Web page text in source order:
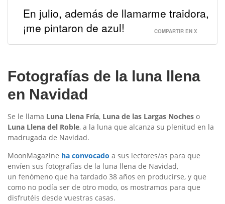
En julio, además de llamarme traidora,
¡me pintaron de azul!
COMPARTIR EN X
Fotografías de la luna llena
en Navidad
Se le llama Luna Llena Fría, Luna de las Largas Noches o
Luna Llena del Roble, a la luna que alcanza su plenitud en la
madrugada de Navidad.
MoonMagazine ha convocado a sus lectores/as para que
envíen sus fotografías de la luna llena de Navidad,
un fenómeno que ha tardado 38 años en producirse, y que
como no podía ser de otro modo, os mostramos para que
disfrutéis desde vuestras casas.